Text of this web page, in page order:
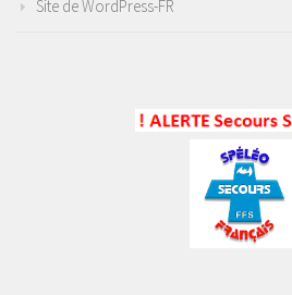
Site de WordPress-FR